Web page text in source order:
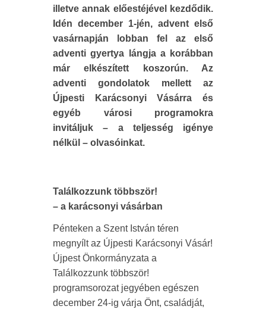
illetve annak előestéjével kezdődik.
Idén december 1-jén, advent első
vasárnapján lobban fel az első
adventi gyertya lángja a korábban
már elkészített koszorún. Az
adventi gondolatok mellett az
Újpesti Karácsonyi Vásárra és
egyéb városi programokra
invitáljuk – a teljesség igénye
nélkül – olvasóinkat.
Találkozzunk többször!
– a karácsonyi vásárban
Pénteken a Szent István téren
megnyílt az Újpesti Karácsonyi Vásár!
Újpest Önkormányzata a
Találkozzunk többször!
programsorozat jegyében egészen
december 24-ig várja Önt, családját,